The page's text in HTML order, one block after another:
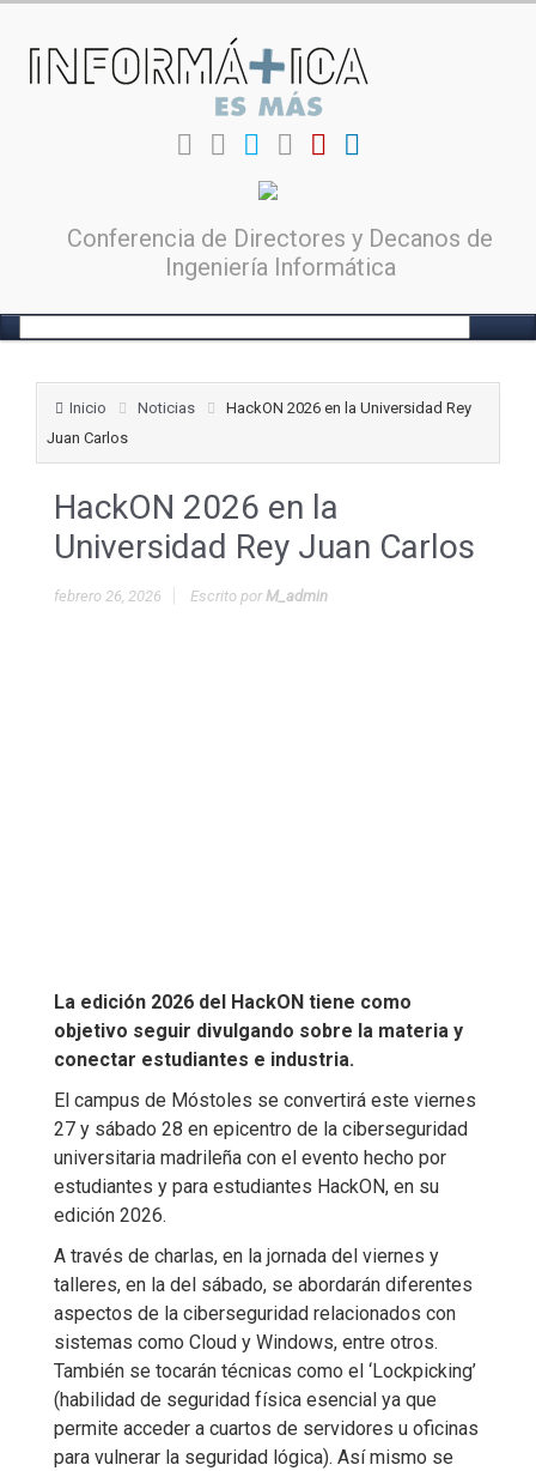
Conferencia de Directores y Decanos de
Ingeniería Informática
Inicio Noticias
HackON 2026 en la Universidad Rey
Juan Carlos
HackON 2026 en la
Universidad Rey Juan Carlos
febrero 26, 2026 Escrito porM_admin
La edición 2026 del HackON tiene como
objetivo seguir divulgando sobre la materia y
conectar estudiantes e industria.
El campus de Móstoles se convertirá este viernes
27 y sábado 28 en epicentro de la ciberseguridad
universitaria madrileña con el evento hecho por
estudiantes y para estudiantes HackON, en su
edición 2026.
A través de charlas, en la jornada del viernes y
talleres, en la del sábado, se abordarán diferentes
aspectos de la ciberseguridad relacionados con
sistemas como Cloud y Windows, entre otros.
También se tocarán técnicas como el ‘Lockpicking’
(habilidad de seguridad física esencial ya que
permite acceder a cuartos de servidores u oficinas
para vulnerar la seguridad lógica). Así mismo se